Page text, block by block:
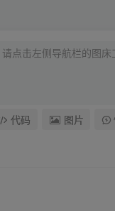
过重，妹妹会叫出
完全通红了。
稍停了。不过打了
PP，我有时抓住她
代码 图片